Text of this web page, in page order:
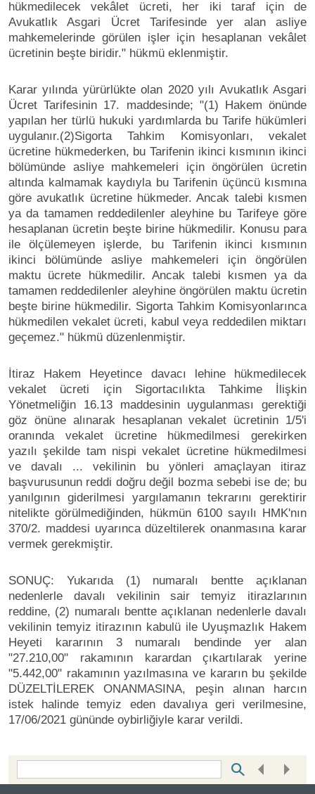
hükmedilecek vekâlet ücreti, her iki taraf için de
Avukatlık Asgari Ücret Tarifesinde yer alan asliye
mahkemelerinde görülen işler için hesaplanan vekâlet
ücretinin beşte biridir." hükmü eklenmiştir.
Karar yılında yürürlükte olan 2020 yılı Avukatlık Asgari
Ücret Tarifesinin 17. maddesinde; "(1) Hakem önünde
yapılan her türlü hukuki yardımlarda bu Tarife hükümleri
uygulanır.(2)Sigorta Tahkim Komisyonları, vekalet
ücretine hükmederken, bu Tarifenin ikinci kısmının ikinci
bölümünde asliye mahkemeleri için öngörülen ücretin
altında kalmamak kaydıyla bu Tarifenin üçüncü kısmına
göre avukatlık ücretine hükmeder. Ancak talebi kısmen
ya da tamamen reddedilenler aleyhine bu Tarifeye göre
hesaplanan ücretin beşte birine hükmedilir. Konusu para
ile ölçülemeyen işlerde, bu Tarifenin ikinci kısmının
ikinci bölümünde asliye mahkemeleri için öngörülen
maktu ücrete hükmedilir. Ancak talebi kısmen ya da
tamamen reddedilenler aleyhine öngörülen maktu ücretin
beşte birine hükmedilir. Sigorta Tahkim Komisyonlarınca
hükmedilen vekalet ücreti, kabul veya reddedilen miktarı
geçemez." hükmü düzenlenmiştir.
İtiraz Hakem Heyetince davacı lehine hükmedilecek
vekalet ücreti için Sigortacılıkta Tahkime İlişkin
Yönetmeliğin 16.13 maddesinin uygulanması gerektiği
göz önüne alınarak hesaplanan vekalet ücretinin 1/5'i
oranında vekalet ücretine hükmedilmesi gerekirken
yazılı şekilde tam nispi vekalet ücretine hükmedilmesi
ve davalı ... vekilinin bu yönleri amaçlayan itiraz
başvurusunun reddi doğru değil bozma sebebi ise de; bu
yanılgının giderilmesi yargılamanın tekrarını gerektirir
nitelikte görülmediğinden, hükmün 6100 sayılı HMK'nın
370/2. maddesi uyarınca düzeltilerek onanmasına karar
vermek gerekmiştir.
SONUÇ: Yukarıda (1) numaralı bentte açıklanan
nedenlerle davalı vekilinin sair temyiz itirazlarının
reddine, (2) numaralı bentte açıklanan nedenlerle davalı
vekilinin temyiz itirazının kabulü ile Uyuşmazlık Hakem
Heyeti kararının 3 numaralı bendinde yer alan
"27.210,00" rakamının karardan çıkartılarak yerine
"5.442,00" rakamının yazılmasına ve kararın bu şekilde
DÜZELTİLEREK ONANMASINA, peşin alınan harcın
istek halinde temyiz eden davalıya geri verilmesine,
17/06/2021 gününde oybirliğiyle karar verildi.